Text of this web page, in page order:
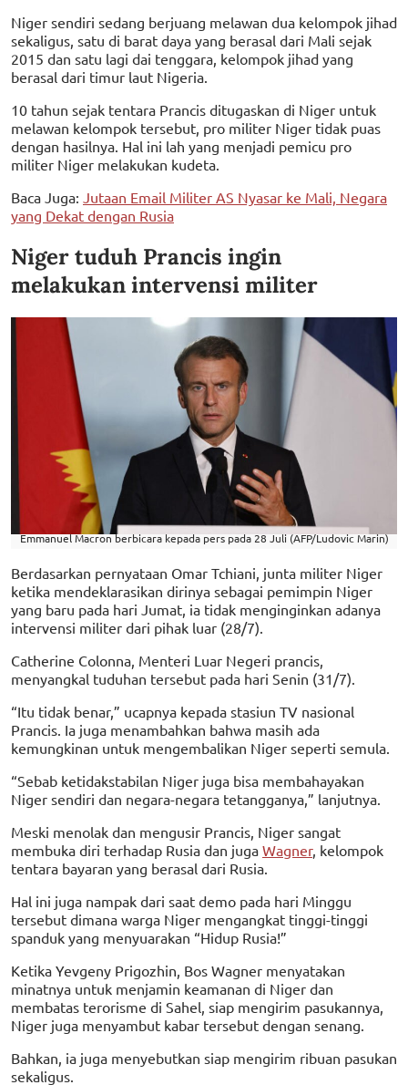
Niger sendiri sedang berjuang melawan dua kelompok jihad
sekaligus, satu di barat daya yang berasal dari Mali sejak
2015 dan satu lagi dai tenggara, kelompok jihad yang
berasal dari timur laut Nigeria.
10 tahun sejak tentara Prancis ditugaskan di Niger untuk
melawan kelompok tersebut, pro militer Niger tidak puas
dengan hasilnya. Hal ini lah yang menjadi pemicu pro
militer Niger melakukan kudeta.
Baca Juga: Jutaan Email Militer AS Nyasar ke Mali, Negara
yang Dekat dengan Rusia
Niger tuduh Prancis ingin
melakukan intervensi militer
Emmanuel Macron berbicara kepada pers pada 28 Juli (AFP/Ludovic Marin)
Berdasarkan pernyataan Omar Tchiani, junta militer Niger
ketika mendeklarasikan dirinya sebagai pemimpin Niger
yang baru pada hari Jumat, ia tidak menginginkan adanya
intervensi militer dari pihak luar (28/7).
Catherine Colonna, Menteri Luar Negeri prancis,
menyangkal tuduhan tersebut pada hari Senin (31/7).
“Itu tidak benar,” ucapnya kepada stasiun TV nasional
Prancis. Ia juga menambahkan bahwa masih ada
kemungkinan untuk mengembalikan Niger seperti semula.
“Sebab ketidakstabilan Niger juga bisa membahayakan
Niger sendiri dan negara-negara tetangganya,” lanjutnya.
Meski menolak dan mengusir Prancis, Niger sangat
membuka diri terhadap Rusia dan juga Wagner, kelompok
tentara bayaran yang berasal dari Rusia.
Hal ini juga nampak dari saat demo pada hari Minggu
tersebut dimana warga Niger mengangkat tinggi-tinggi
spanduk yang menyuarakan “Hidup Rusia!”
Ketika Yevgeny Prigozhin, Bos Wagner menyatakan
minatnya untuk menjamin keamanan di Niger dan
membatas terorisme di Sahel, siap mengirim pasukannya,
Niger juga menyambut kabar tersebut dengan senang.
Bahkan, ia juga menyebutkan siap mengirim ribuan pasukan
sekaligus.